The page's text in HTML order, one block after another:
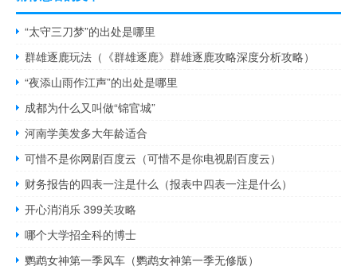
“太守三刀梦”的出处是哪里
群雄逐鹿玩法（《群雄逐鹿》群雄逐鹿攻略深度分析攻略）
“夜添山雨作江声”的出处是哪里
成都为什么又叫做“锦官城”
河南学美发多大年龄适合
可惜不是你网剧百度云（可惜不是你电视剧百度云）
财务报告的四表一注是什么（报表中四表一注是什么）
开心消消乐 399关攻略
哪个大学招全科的博士
鹦鹉女神第一季风车（鹦鹉女神第一季无修版）